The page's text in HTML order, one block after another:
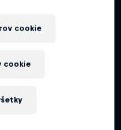
cookie
cookie